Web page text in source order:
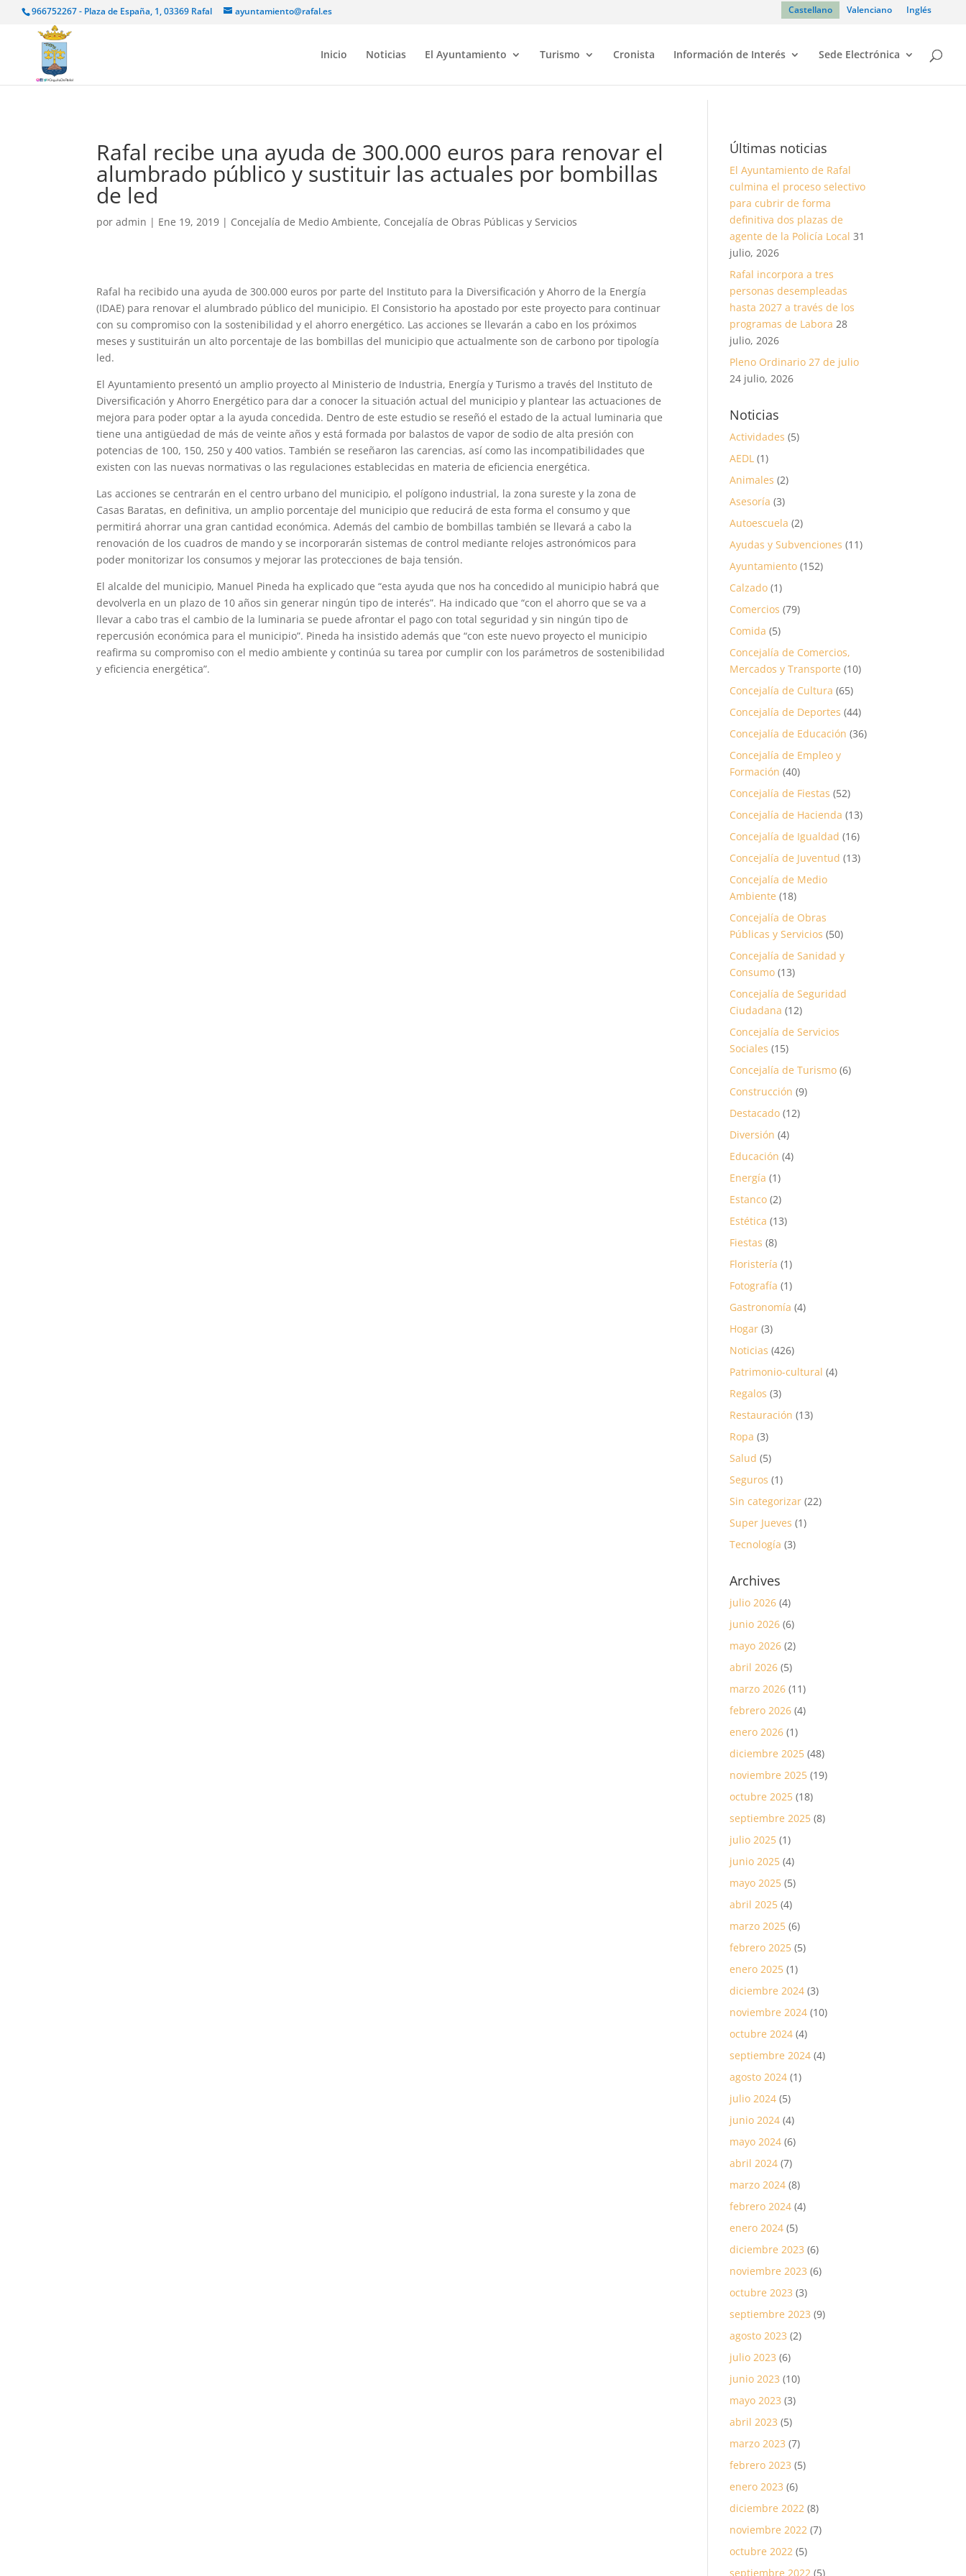
966752267 - Plaza de España, 1, 03369 Rafal ayuntamiento@rafal.es Castellano Valenciano Inglés
Inicio Noticias El Ayuntamiento Turismo Cronista Información de Interés Sede Electrónica
Rafal recibe una ayuda de 300.000 euros para renovar el
alumbrado público y sustituir las actuales por bombillas
de led
poradmin | Ene 19, 2019 | Concejalía de Medio Ambiente, Concejalía de Obras Públicas y Servicios
Rafal ha recibido una ayuda de 300.000 euros por parte del Instituto para la Diversificación y Ahorro de la Energía
(IDAE) para renovar el alumbrado público del municipio. El Consistorio ha apostado por este proyecto para continuar
con su compromiso con la sostenibilidad y el ahorro energético. Las acciones se llevarán a cabo en los próximos
meses y sustituirán un alto porcentaje de las bombillas del municipio que actualmente son de carbono por tipología
led.
El Ayuntamiento presentó un amplio proyecto al Ministerio de Industria, Energía y Turismo a través del Instituto de
Diversificación y Ahorro Energético para dar a conocer la situación actual del municipio y plantear las actuaciones de
mejora para poder optar a la ayuda concedida. Dentro de este estudio se reseñó el estado de la actual luminaria que
tiene una antigüedad de más de veinte años y está formada por balastos de vapor de sodio de alta presión con
potencias de 100, 150, 250 y 400 vatios. También se reseñaron las carencias, así como las incompatibilidades que
existen con las nuevas normativas o las regulaciones establecidas en materia de eficiencia energética.
Las acciones se centrarán en el centro urbano del municipio, el polígono industrial, la zona sureste y la zona de
Casas Baratas, en definitiva, un amplio porcentaje del municipio que reducirá de esta forma el consumo y que
permitirá ahorrar una gran cantidad económica. Además del cambio de bombillas también se llevará a cabo la
renovación de los cuadros de mando y se incorporarán sistemas de control mediante relojes astronómicos para
poder monitorizar los consumos y mejorar las protecciones de baja tensión.
El alcalde del municipio, Manuel Pineda ha explicado que “esta ayuda que nos ha concedido al municipio habrá que
devolverla en un plazo de 10 años sin generar ningún tipo de interés”. Ha indicado que “con el ahorro que se va a
llevar a cabo tras el cambio de la luminaria se puede afrontar el pago con total seguridad y sin ningún tipo de
repercusión económica para el municipio”. Pineda ha insistido además que “con este nuevo proyecto el municipio
reafirma su compromiso con el medio ambiente y continúa su tarea por cumplir con los parámetros de sostenibilidad
y eficiencia energética”.
Últimas noticias
El Ayuntamiento de Rafal
culmina el proceso selectivo
para cubrir de forma
definitiva dos plazas de
agente de la Policía Local 31
julio, 2026
Rafal incorpora a tres
personas desempleadas
hasta 2027 a través de los
programas de Labora 28
julio, 2026
Pleno Ordinario 27 de julio
24 julio, 2026
Noticias
Actividades (5)
AEDL (1)
Animales (2)
Asesoría (3)
Autoescuela (2)
Ayudas y Subvenciones (11)
Ayuntamiento (152)
Calzado (1)
Comercios (79)
Comida (5)
Concejalía de Comercios,
Mercados y Transporte (10)
Concejalía de Cultura (65)
Concejalía de Deportes (44)
Concejalía de Educación (36)
Concejalía de Empleo y
Formación (40)
Concejalía de Fiestas (52)
Concejalía de Hacienda (13)
Concejalía de Igualdad (16)
Concejalía de Juventud (13)
Concejalía de Medio
Ambiente (18)
Concejalía de Obras
Públicas y Servicios (50)
Concejalía de Sanidad y
Consumo (13)
Concejalía de Seguridad
Ciudadana (12)
Concejalía de Servicios
Sociales (15)
Concejalía de Turismo (6)
Construcción (9)
Destacado (12)
Diversión (4)
Educación (4)
Energía (1)
Estanco (2)
Estética (13)
Fiestas (8)
Floristería (1)
Fotografía (1)
Gastronomía (4)
Hogar (3)
Noticias (426)
Patrimonio-cultural (4)
Regalos (3)
Restauración (13)
Ropa (3)
Salud (5)
Seguros (1)
Sin categorizar (22)
Super Jueves (1)
Tecnología (3)
Archives
julio 2026 (4)
junio 2026 (6)
mayo 2026 (2)
abril 2026 (5)
marzo 2026 (11)
febrero 2026 (4)
enero 2026 (1)
diciembre 2025 (48)
noviembre 2025 (19)
octubre 2025 (18)
septiembre 2025 (8)
julio 2025 (1)
junio 2025 (4)
mayo 2025 (5)
abril 2025 (4)
marzo 2025 (6)
febrero 2025 (5)
enero 2025 (1)
diciembre 2024 (3)
noviembre 2024 (10)
octubre 2024 (4)
septiembre 2024 (4)
agosto 2024 (1)
julio 2024 (5)
junio 2024 (4)
mayo 2024 (6)
abril 2024 (7)
marzo 2024 (8)
febrero 2024 (4)
enero 2024 (5)
diciembre 2023 (6)
noviembre 2023 (6)
octubre 2023 (3)
septiembre 2023 (9)
agosto 2023 (2)
julio 2023 (6)
junio 2023 (10)
mayo 2023 (3)
abril 2023 (5)
marzo 2023 (7)
febrero 2023 (5)
enero 2023 (6)
diciembre 2022 (8)
noviembre 2022 (7)
octubre 2022 (5)
septiembre 2022 (5)